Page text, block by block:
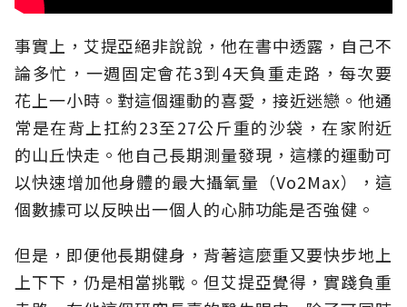
事實上，艾提亞絕非說說，他在書中透露，自己不
論多忙，一週固定會花3到4天負重走路，每次要
花上一小時。對這個運動的喜愛，接近迷戀。他通
常是在背上扛約23至27公斤重的沙袋，在家附近
的山丘快走。他自己長期測量發現，這樣的運動可
以快速增加他身體的最大攝氧量（Vo2Max），這
個數據可以反映出一個人的心肺功能是否強健。
但是，即便他長期健身，背著這麼重又要快步地上
上下下，仍是相當挑戰。但艾提亞覺得，實踐負重